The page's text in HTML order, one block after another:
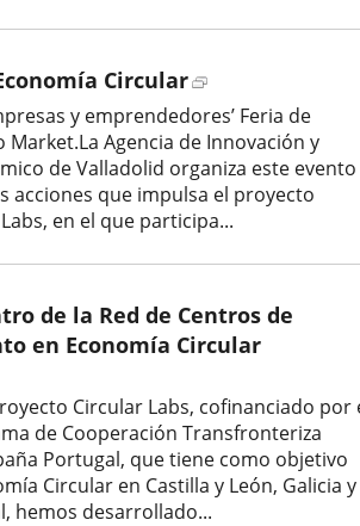
Circular
Enlace
una
aplicación
externa.
y emprendedores’ Feria de
Market.La Agencia de Innovación y
de Valladolid organiza este
acciones que impulsa el proyecto
en el que participa...
de la Red de Centros de
en Economía Circular
Circular Labs, cofinanciado por
de Cooperación Transfronteriza
Portugal, que tiene como objetivo
Circular en Castilla y León, Galicia y
hemos desarrollado...